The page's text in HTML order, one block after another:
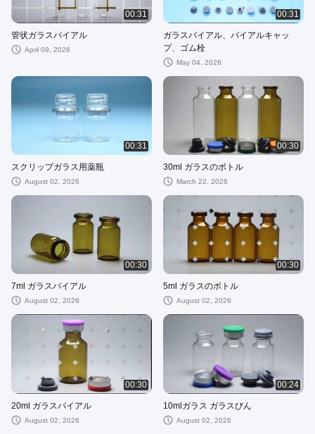
00:31
管状ガラスバイアル
April 09, 2026
00:31
ガラスバイアル、バイアルキャッ
プ、ゴム栓
May 04, 2026
00:31
スクリップガラス用薬瓶
August 02, 2026
00:30
30ml ガラスのボトル
March 22, 2026
00:30
7ml ガラスバイアル
August 02, 2026
00:30
5ml ガラスのボトル
August 02, 2026
00:30
20ml ガラスバイアル
August 02, 2026
00:24
10mlガラス ガラスびん
August 02, 2026